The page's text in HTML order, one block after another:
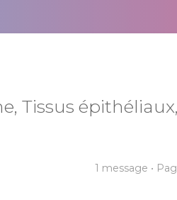
Tissus épithéliaux,
1 message •